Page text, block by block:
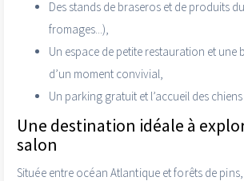
Des stands de braseros et de produits
fromages...),
Un espace de petite restauration et
d’un moment convivial,
Un parking gratuit et l’accueil des chiens
Une destination idéale à
salon
Située entre océan Atlantique et forêts de pins,